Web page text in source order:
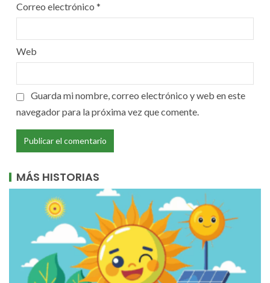
Correo electrónico *
Web
Guarda mi nombre, correo electrónico y web en este
navegador para la próxima vez que comente.
MÁS HISTORIAS